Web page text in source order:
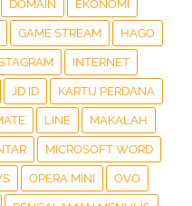
DOMAIN EKONOMI
GAME STREAM HAGO
INTERNET
JD ID KARTU PERDANA
LINE MAKALAH
MICROSOFT WORD
OPERA MINI OVO